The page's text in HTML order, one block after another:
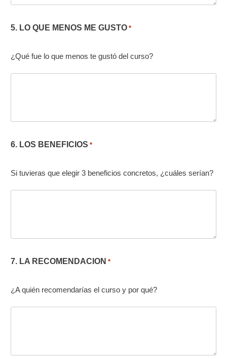
5. LO QUE MENOS ME GUSTO *
¿Qué fue lo que menos te gustó del curso?
6. LOS BENEFICIOS *
Si tuvieras que elegir 3 beneficios concretos, ¿cuáles serían?
7. LA RECOMENDACION *
¿A quién recomendarías el curso y por qué?